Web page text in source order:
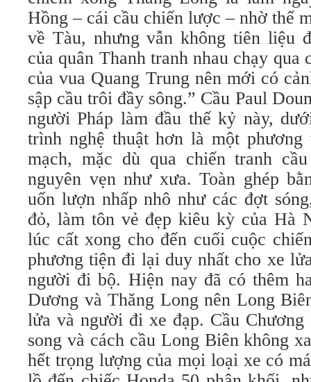
Hồng – cái cầu chiến lược – nhờ thế
về Tàu, nhưng vẫn không tiên liệu
của quân Thanh tranh nhau chạy qua
của vua Quang Trung nên mới có
sập cầu trôi đầy sông.” Cầu Paul
người Pháp làm đầu thế kỷ này,
trình nghệ thuật hơn là một phương
mạch, mặc dù qua chiến tranh
nguyên vẹn như xưa. Toàn ghép
uốn lượn nhấp nhô như các đợt
đỏ, làm tôn vẻ đẹp kiêu kỳ của Hà
lúc cất xong cho đến cuối cuộc
phương tiện đi lại duy nhất cho xe
người đi bộ. Hiện nay đã có thêm
Dương và Thăng Long nên Long
lửa và người đi xe đạp. Cầu Chương
song và cách cầu Long Biên không
hết trọng lượng của mọi loại xe có